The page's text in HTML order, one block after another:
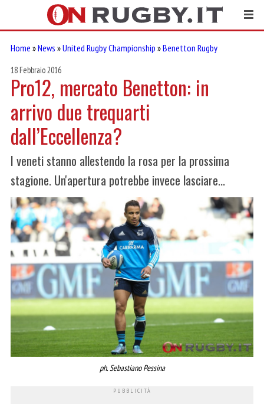
Home »News »United Rugby Championship »Benetton Rugby
18 Febbraio 2016
Pro12, mercato Benetton: in
arrivo due trequarti
dall’Eccellenza?
I veneti stanno allestendo la rosa per la prossima
stagione. Un'apertura potrebbe invece lasciare...
ph. Sebastiano Pessina